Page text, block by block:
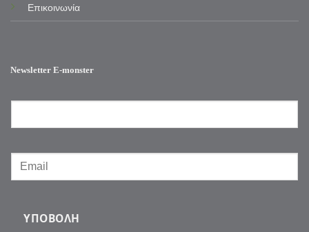
Επικοινωνία
Newsletter E-monster
ΥΠΟΒΟΛΉ